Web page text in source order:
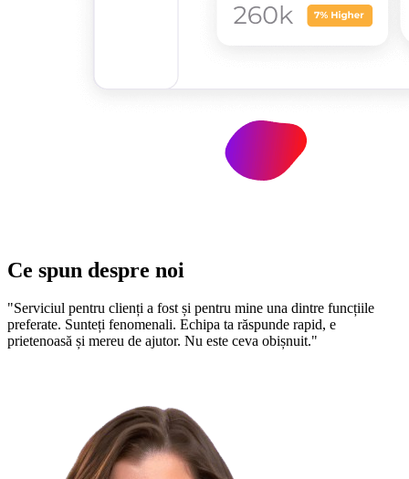
Ce spun despre noi
"Serviciul pentru clienți a fost și pentru mine una dintre funcțiile
preferate. Sunteți fenomenali. Echipa ta răspunde rapid, e
prietenoasă și mereu de ajutor. Nu este ceva obișnuit."